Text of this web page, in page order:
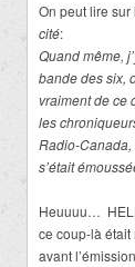
On peut lire
cité:
Quand même,
bande des six,
vraiment de ce
les
Radio-Canada,
s’était
Heuuuu…
ce coup-là était
avant